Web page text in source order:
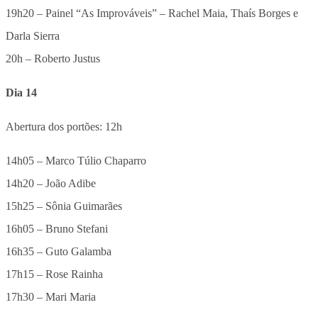
19h20 – Painel “As Improváveis” – Rachel Maia, Thaís Borges e
Darla Sierra
20h – Roberto Justus
Dia 14
Abertura dos portões: 12h
14h05 – Marco Túlio Chaparro
14h20 – João Adibe
15h25 – Sônia Guimarães
16h05 – Bruno Stefani
16h35 – Guto Galamba
17h15 – Rose Rainha
17h30 – Mari Maria